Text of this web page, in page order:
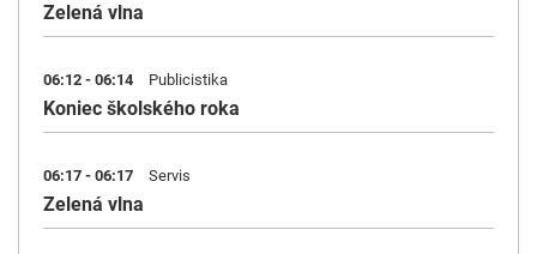
Zelená vlna
06:12 - 06:14 Publicistika
Koniec školského roka
06:17 - 06:17 Servis
Zelená vlna